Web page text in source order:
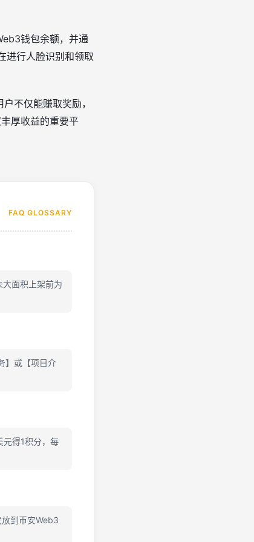
钱包余额，并通
进行人脸识别和领取
不仅能赚取奖励，
厚收益的重要平
FAQ GLOSSARY
面积上架前为
】或【项目介
元得1积分，每
到币安Web3